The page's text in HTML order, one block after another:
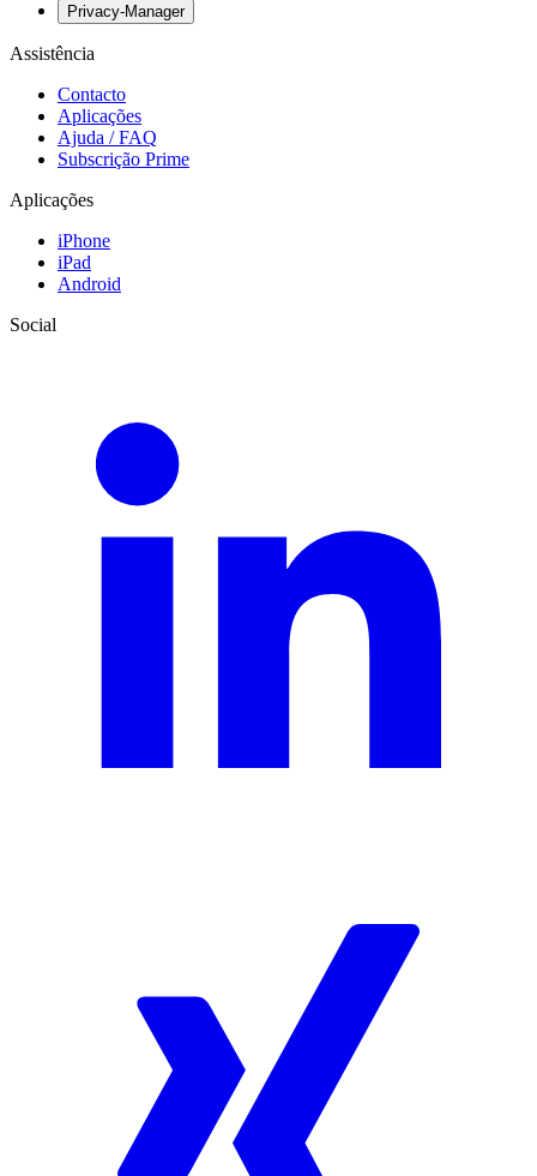
Privacy-Manager
Assistência
Contacto
Aplicações
Ajuda / FAQ
Subscrição Prime
Aplicações
iPhone
iPad
Android
Social